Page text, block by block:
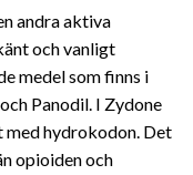
andra aktiva
och vanligt
medel som finns i
Panodil. I Zydone
hydrokodon. Det
opioiden och